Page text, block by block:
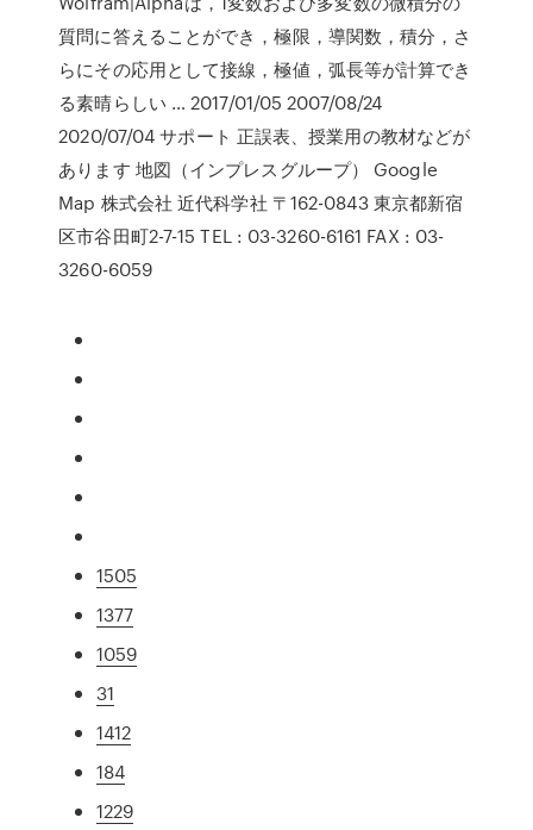
質問に答えることができ，極限，導関数，積分，さ
らにその応用として接線，極値，弧長等が計算でき
る素晴らしい … 2017/01/05 2007/08/24
2020/07/04 サポート 正誤表、授業用の教材などが
あります 地図（インプレスグループ） Google
Map 株式会社 近代科学社 〒162-0843 東京都新宿
区市谷田町2-7-15 TEL : 03-3260-6161 FAX : 03-
3260-6059
1505
1377
1059
31
1412
184
1229